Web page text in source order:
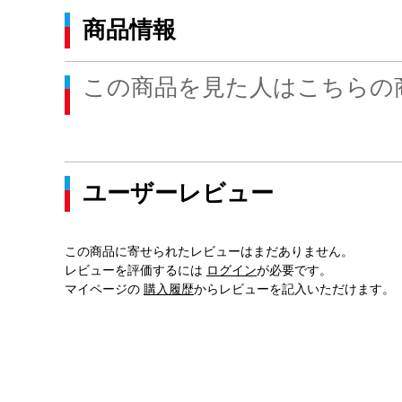
商品情報
この商品を見た人はこちら
ユーザーレビュー
この商品に寄せられたレビューはまだありません。
レビューを評価するには ログインが必要です。
マイページの 購入履歴からレビューを記入いただけます。